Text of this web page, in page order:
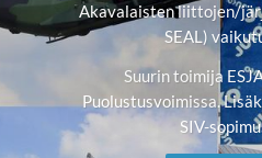
Akavalaisten liittojen/
SEAL)
Suurin toimija
Puolustusvoimissa.
SIV-